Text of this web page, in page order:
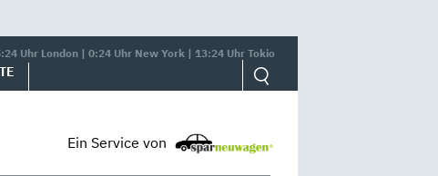
Uhr London | 0:24 Uhr New York | 13:24 Uhr Tokio
Ein Service von